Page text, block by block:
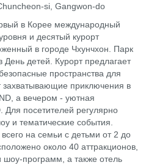
si, Gangwon-do
в Корее международный
и десятый курорт
в городе Чхунчхон. Парк
детей. Курорт предлагает
пространства для
захватывающие приключения в
а вечером - уютная
посетителей регулярно
и тематические события.
на семьи с детьми от 2 до
около 40 аттракционов,
шоу-программ, а также отель